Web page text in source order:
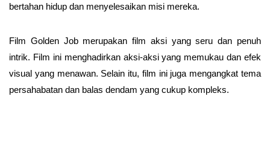
bertahan hidup dan menyelesaikan misi mereka.
Film Golden Job merupakan film aksi yang seru dan penuh
intrik. Film ini menghadirkan aksi-aksi yang memukau dan efek
visual yang menawan. Selain itu, film ini juga mengangkat tema
persahabatan dan balas dendam yang cukup kompleks.